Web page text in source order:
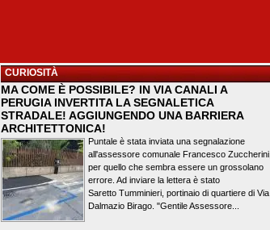
CURIOSITÀ
MA COME È POSSIBILE? IN VIA CANALI A
PERUGIA INVERTITA LA SEGNALETICA
STRADALE! AGGIUNGENDO UNA BARRIERA
ARCHITETTONICA!
Puntale è stata inviata una segnalazione
all'assessore comunale Francesco Zuccherini,
per quello che sembra essere un grossolano
errore. Ad inviare la lettera è stato
Saretto Tumminieri, portinaio di quartiere di Via
Dalmazio Birago. "Gentile Assessore...